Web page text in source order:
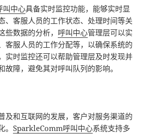
叫中心具备实时监控功能，能够实时显
、客服人员的工作状态、处理时间等关
些数据的分析， 呼叫中心管理层可以实
客服人员的工作分配等，以确保系统的
实时监控还可以帮助管理层及时发现并
故障，避免其对呼叫队列的影响。
及和互联网的发展，客户对服务渠道的
。SparkleComm呼叫中心系统支持多